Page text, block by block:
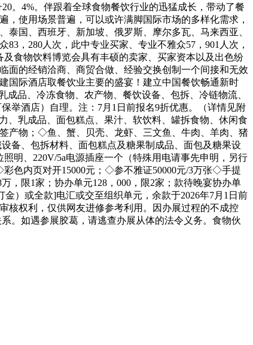
。4%。伴跟着全球食物餐饮行业的迅猛成长，带动了餐
使用场景普遍，可以或许满脚国际市场的多样化需求，
国、西班牙、新加坡、俄罗斯、摩尔多瓦、马来西亚、
，280人次，此中专业买家、专业不雅众57，901人次，
食物饮料博览会具有丰硕的卖家、买家资本以及出色纷
面的经销洽商、商贸合做、经验交换创制一个间接和无效
国际酒店取餐饮业主要的盛宴！建立中国餐饮畅通新时
品、冷冻食物、农产物、餐饮设备、包拆、冷链物流、
举酒店）自理。注：7月1日前报名9折优惠。（详情见附
力、乳成品、面包糕点、果汁、软饮料、罐拆食物、休闲食
产物；◇鱼、蟹、贝壳、龙虾、三文鱼、牛肉、羊肉、猪
备、包拆材料、面包糕点及糖果制成品、面包及糖果设
明、220V/5a电源插座一个（特殊用电请事先申明，另行
色内页对开15000元；◇参不雅证50000元/3万张◇手提
限1家；协办单元128，000，限2家；款待晚宴协办单
金）或全款]电汇或交至组织单元，余款于2026年7月1日前
核权利，仅供网友进修参考利用。因办展过程的不成控
。如遇参展胶葛，请逃查办展从体的法令义务。食物伙